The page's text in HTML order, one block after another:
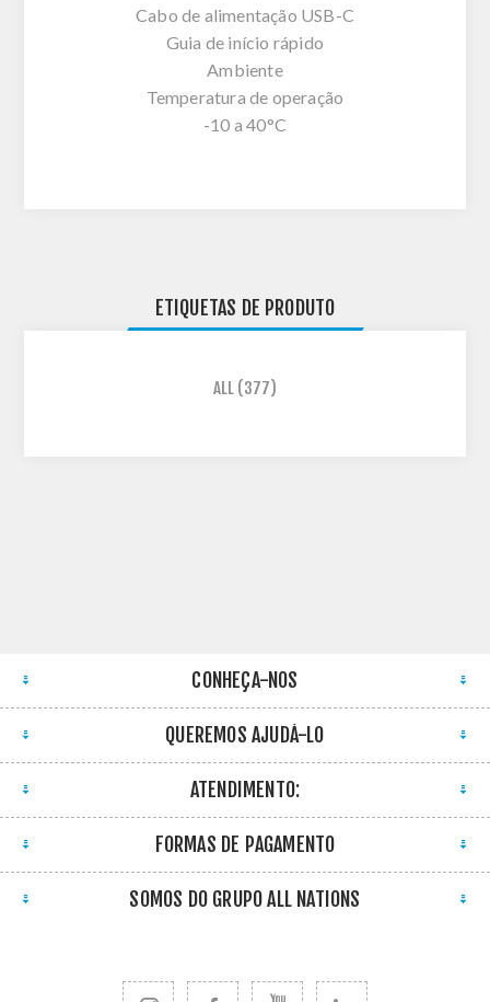
Cabo de alimentação USB-C
Guia de início rápido
Ambiente
Temperatura de operação
-10 a 40°C
ETIQUETAS DE PRODUTO
ALL (377)
CONHEÇA-NOS
QUEREMOS AJUDÁ-LO
ATENDIMENTO:
FORMAS DE PAGAMENTO
SOMOS DO GRUPO ALL NATIONS